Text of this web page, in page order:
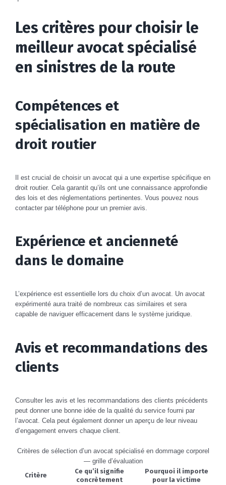
Les critères pour choisir le
meilleur avocat spécialisé
en sinistres de la route
Compétences et
spécialisation en matière de
droit routier
Il est crucial de choisir un avocat qui a une expertise spécifique en
droit routier. Cela garantit qu’ils ont une connaissance approfondie
des lois et des réglementations pertinentes. Vous pouvez nous
contacter par téléphone pour un premier avis.
Expérience et ancienneté
dans le domaine
L’expérience est essentielle lors du choix d’un avocat. Un avocat
expérimenté aura traité de nombreux cas similaires et sera
capable de naviguer efficacement dans le système juridique.
Avis et recommandations des
clients
Consulter les avis et les recommandations des clients précédents
peut donner une bonne idée de la qualité du service fourni par
l’avocat. Cela peut également donner un aperçu de leur niveau
d’engagement envers chaque client.
Critères de sélection d’un avocat spécialisé en dommage corporel
— grille d’évaluation
Critère
Ce qu’il signifie
concrètement
Pourquoi il importe
pour la victime